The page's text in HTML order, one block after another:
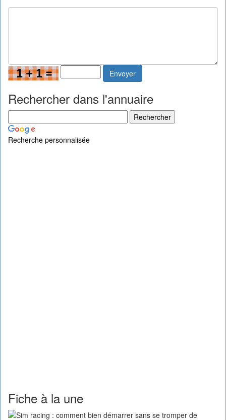
Envoyer
Rechercher dans l'annuaire
Recherche personnalisée
Fiche à la une